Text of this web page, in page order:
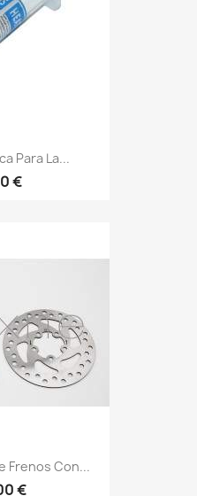
Para La...
€
Frenos Con...
€